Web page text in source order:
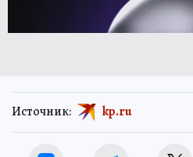
Источник: kp.ru